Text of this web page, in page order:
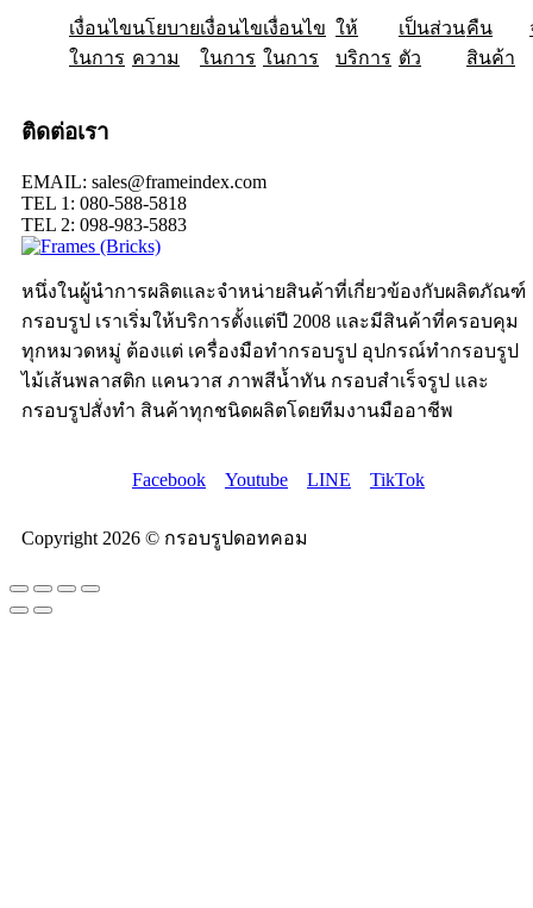
หนึ่งในผู้นำการผลิตและจำหน่ายสินค้าที่เกี่ยวข้องกับผลิตภัณฑ์
กรอบรูป เราเริ่มให้บริการตั้งแต่ปี 2008 และมีสินค้าที่ครอบคุม
ทุกหมวดหมู่ ต้องแต่ เครื่องมือทำกรอบรูป อุปกรณ์ทำกรอบรูป
ไม้เส้นพลาสติก แคนวาส ภาพสีน้ำทัน กรอบสำเร็จรูป และ
กรอบรูปสั่งทำ สินค้าทุกชนิดผลิตโดยทีมงานมืออาชีพ
Facebook Youtube LINE TikTok
Copyright 2026 © กรอบรูปดอทคอม
เงื่อนไข
ในการ
ให้
บริการ
นโยบาย
ความ
เป็นส่วน
ตัว
เงื่อนไข
ในการ
คืน
สินค้า
เงื่อนไข
ในการ
ติดต่อเรา
EMAIL: sales@frameindex.com
TEL 1: 080-588-5818
TEL 2: 098-983-5883